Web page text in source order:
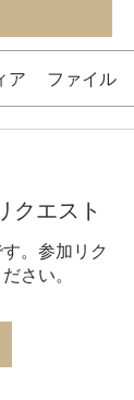
ア ファイル
クエスト
。参加リク
さい。